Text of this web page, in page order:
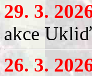
29. 3.
akce
26. 3.